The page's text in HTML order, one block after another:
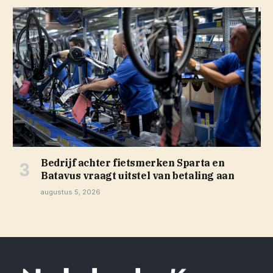
Bedrijf achter fietsmerken Sparta en
Batavus vraagt uitstel van betaling aan
augustus 5, 2026